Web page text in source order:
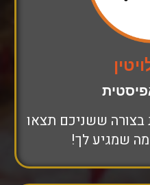
בצורה ששניכם תצאו
שמגיע לך!